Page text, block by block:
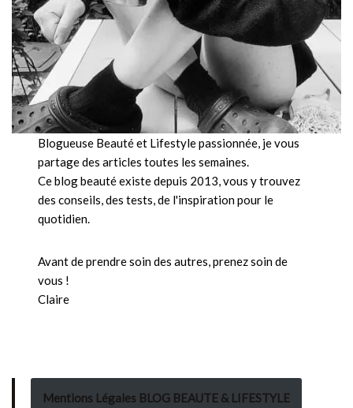
Blogueuse Beauté et Lifestyle passionnée, je vous
partage des articles toutes les semaines.
Ce blog beauté existe depuis 2013, vous y trouvez
des conseils, des tests, de l'inspiration pour le
quotidien.
Avant de prendre soin des autres, prenez soin de
vous !
Claire
Mentions Légales BLOG BEAUTE & LIFESTYLE